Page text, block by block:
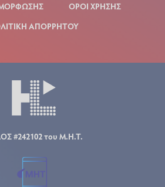
ΟΡΟΙ ΧΡΗΣΗΣ
ΑΠΟΡΡΗΤΟΥ
#242102 του Μ.Η.Τ.